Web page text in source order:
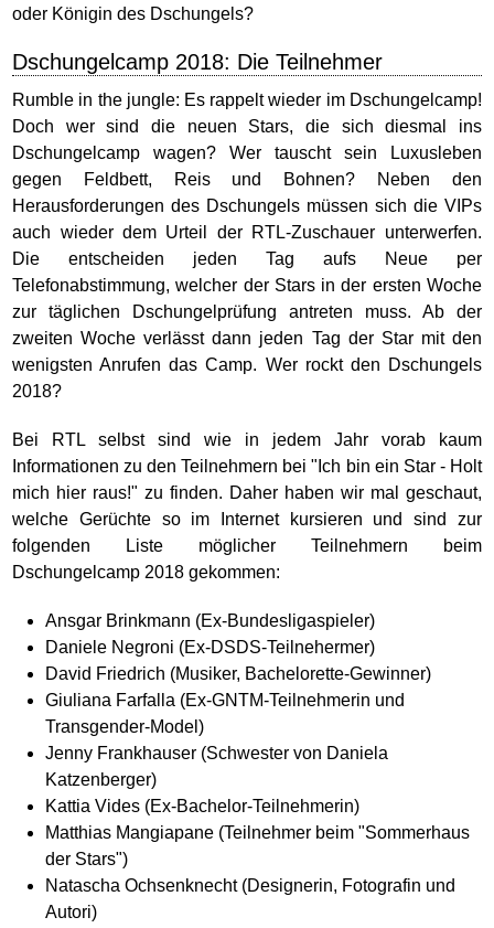
oder Königin des Dschungels?
Dschungelcamp 2018: Die Teilnehmer
Rumble in the jungle: Es rappelt wieder im Dschungelcamp!
Doch wer sind die neuen Stars, die sich diesmal ins
Dschungelcamp wagen? Wer tauscht sein Luxusleben
gegen Feldbett, Reis und Bohnen? Neben den
Herausforderungen des Dschungels müssen sich die VIPs
auch wieder dem Urteil der RTL-Zuschauer unterwerfen.
Die entscheiden jeden Tag aufs Neue per
Telefonabstimmung, welcher der Stars in der ersten Woche
zur täglichen Dschungelprüfung antreten muss. Ab der
zweiten Woche verlässt dann jeden Tag der Star mit den
wenigsten Anrufen das Camp. Wer rockt den Dschungels
2018?
Bei RTL selbst sind wie in jedem Jahr vorab kaum
Informationen zu den Teilnehmern bei "Ich bin ein Star - Holt
mich hier raus!" zu finden. Daher haben wir mal geschaut,
welche Gerüchte so im Internet kursieren und sind zur
folgenden Liste möglicher Teilnehmern beim
Dschungelcamp 2018 gekommen:
Ansgar Brinkmann (Ex-Bundesligaspieler)
Daniele Negroni (Ex-DSDS-Teilnehermer)
David Friedrich (Musiker, Bachelorette-Gewinner)
Giuliana Farfalla (Ex-GNTM-Teilnehmerin und
Transgender-Model)
Jenny Frankhauser (Schwester von Daniela
Katzenberger)
Kattia Vides (Ex-Bachelor-Teilnehmerin)
Matthias Mangiapane (Teilnehmer beim "Sommerhaus
der Stars")
Natascha Ochsenknecht (Designerin, Fotografin und
Autori)